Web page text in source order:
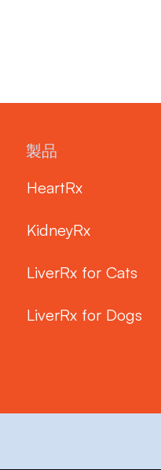
製品
HeartRx
KidneyRx
LiverRx for Cats
LiverRx for Dogs